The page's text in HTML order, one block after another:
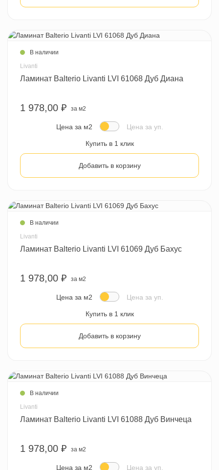
В наличии
Livanti
Ламинат Balterio Livanti LVI 61068 Дуб Диана
1 978,00 ₽ за м2
Цена за м2 Цена за уп.
Купить в 1 клик
Добавить в корзину
В наличии
Livanti
Ламинат Balterio Livanti LVI 61069 Дуб Бахус
1 978,00 ₽ за м2
Цена за м2 Цена за уп.
Купить в 1 клик
Добавить в корзину
В наличии
Livanti
Ламинат Balterio Livanti LVI 61088 Дуб Винчеца
1 978,00 ₽ за м2
Цена за м2 Цена за уп.